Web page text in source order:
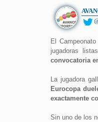
El
jugadoras
convocatoria
La jugadora
Eurocopa
exactamente
Sin uno de los